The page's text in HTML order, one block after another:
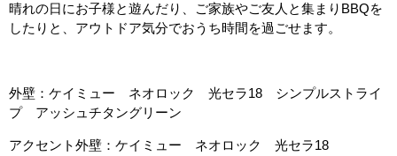
晴れの日にお子様と遊んだり、ご家族やご友人と集まりBBQを
したりと、アウトドア気分でおうち時間を過ごせます。
外壁：ケイミュー ネオロック 光セラ18 シンプルストライ
プ アッシュチタングリーン
アクセント外壁：ケイミュー ネオロック 光セラ18